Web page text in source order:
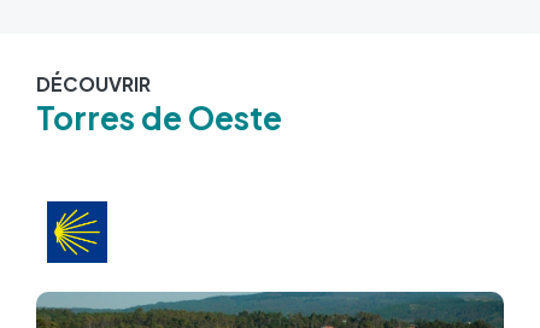
DÉCOUVRIR
Torres de Oeste
Image